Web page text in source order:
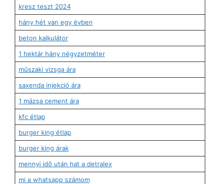
kresz teszt 2024
hány hét van egy évben
beton kalkulátor
1 hektár hány négyzetméter
műszaki vizsga ára
saxenda injekció ára
1 mázsa cement ára
kfc étlap
burger king étlap
burger king árak
mennyi idő után hat a detralex
mi a whatsapp számom